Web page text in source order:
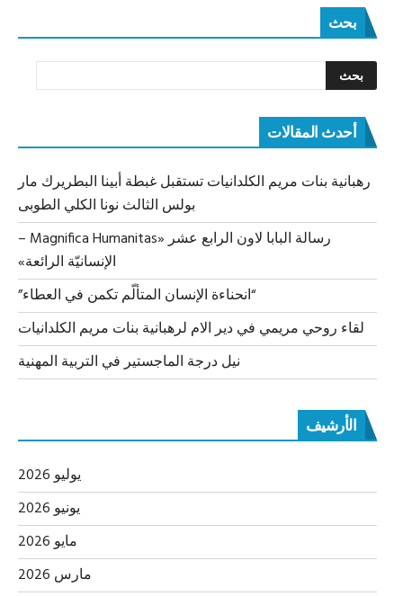
بحث
أحدث المقالات
رهبانية بنات مريم الكلدانيات تستقبل غبطة أبينا البطريرك مار
بولس الثالث نونا الكلي الطوبى
رسالة البابا لاون الرابع عشر «Magnifica Humanitas –
الإنسانيّة الرائعة»
“انحناءة الإنسان المتألّم تكمن في العطاء”
لقاء روحي مريمي في دير الام لرهبانية بنات مريم الكلدانيات
نيل درجة الماجستير في التربية المهنية
الأرشيف
يوليو 2026
يونيو 2026
مايو 2026
مارس 2026